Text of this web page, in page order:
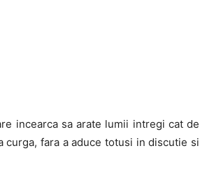
incearca sa arate lumii intregi cat de
curga, fara a aduce totusi in discutie si